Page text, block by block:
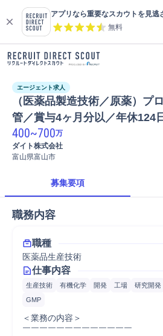
アプリなら重要なスカウトを見逃
無料
エージェント求人
（医薬品製造技術／原薬）プ
管／賞与4ヶ月分以／年休124
400~700万
ダイト株式会社
富山県富山市
募集要項
職務内容
職種
医薬品生産技術
仕事内容
生産技術 有機化学 開発 工場 研究開発
GMP
＜業務の内容＞
￣￣￣￣￣￣￣￣￣￣￣￣￣